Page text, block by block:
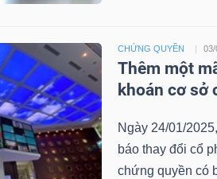
CHỨNG QUYỀN
Thêm một
khoán cơ sở
Ngày 24/01/
báo thay đổi cổ
chứng quyền có